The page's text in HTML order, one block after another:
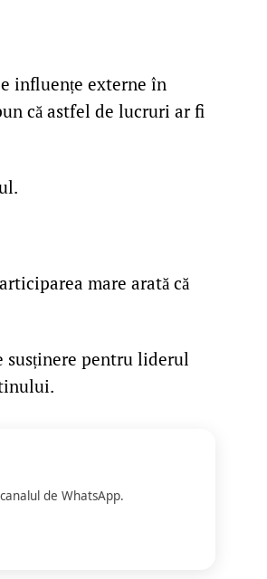
influențe externe în
că astfel de lucruri ar fi
mare arată că
susținere pentru liderul
de WhatsApp.